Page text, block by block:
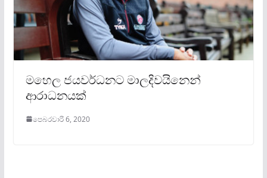
මහෙල ජයවර්ධනට මාලදිවයිනෙන්
ආරාධනයක්
පෙබරවාරි 6, 2020